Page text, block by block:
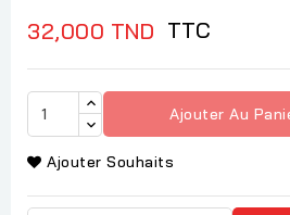
32,000 TND TTC
Ajouter Au
Ajouter Souhaits